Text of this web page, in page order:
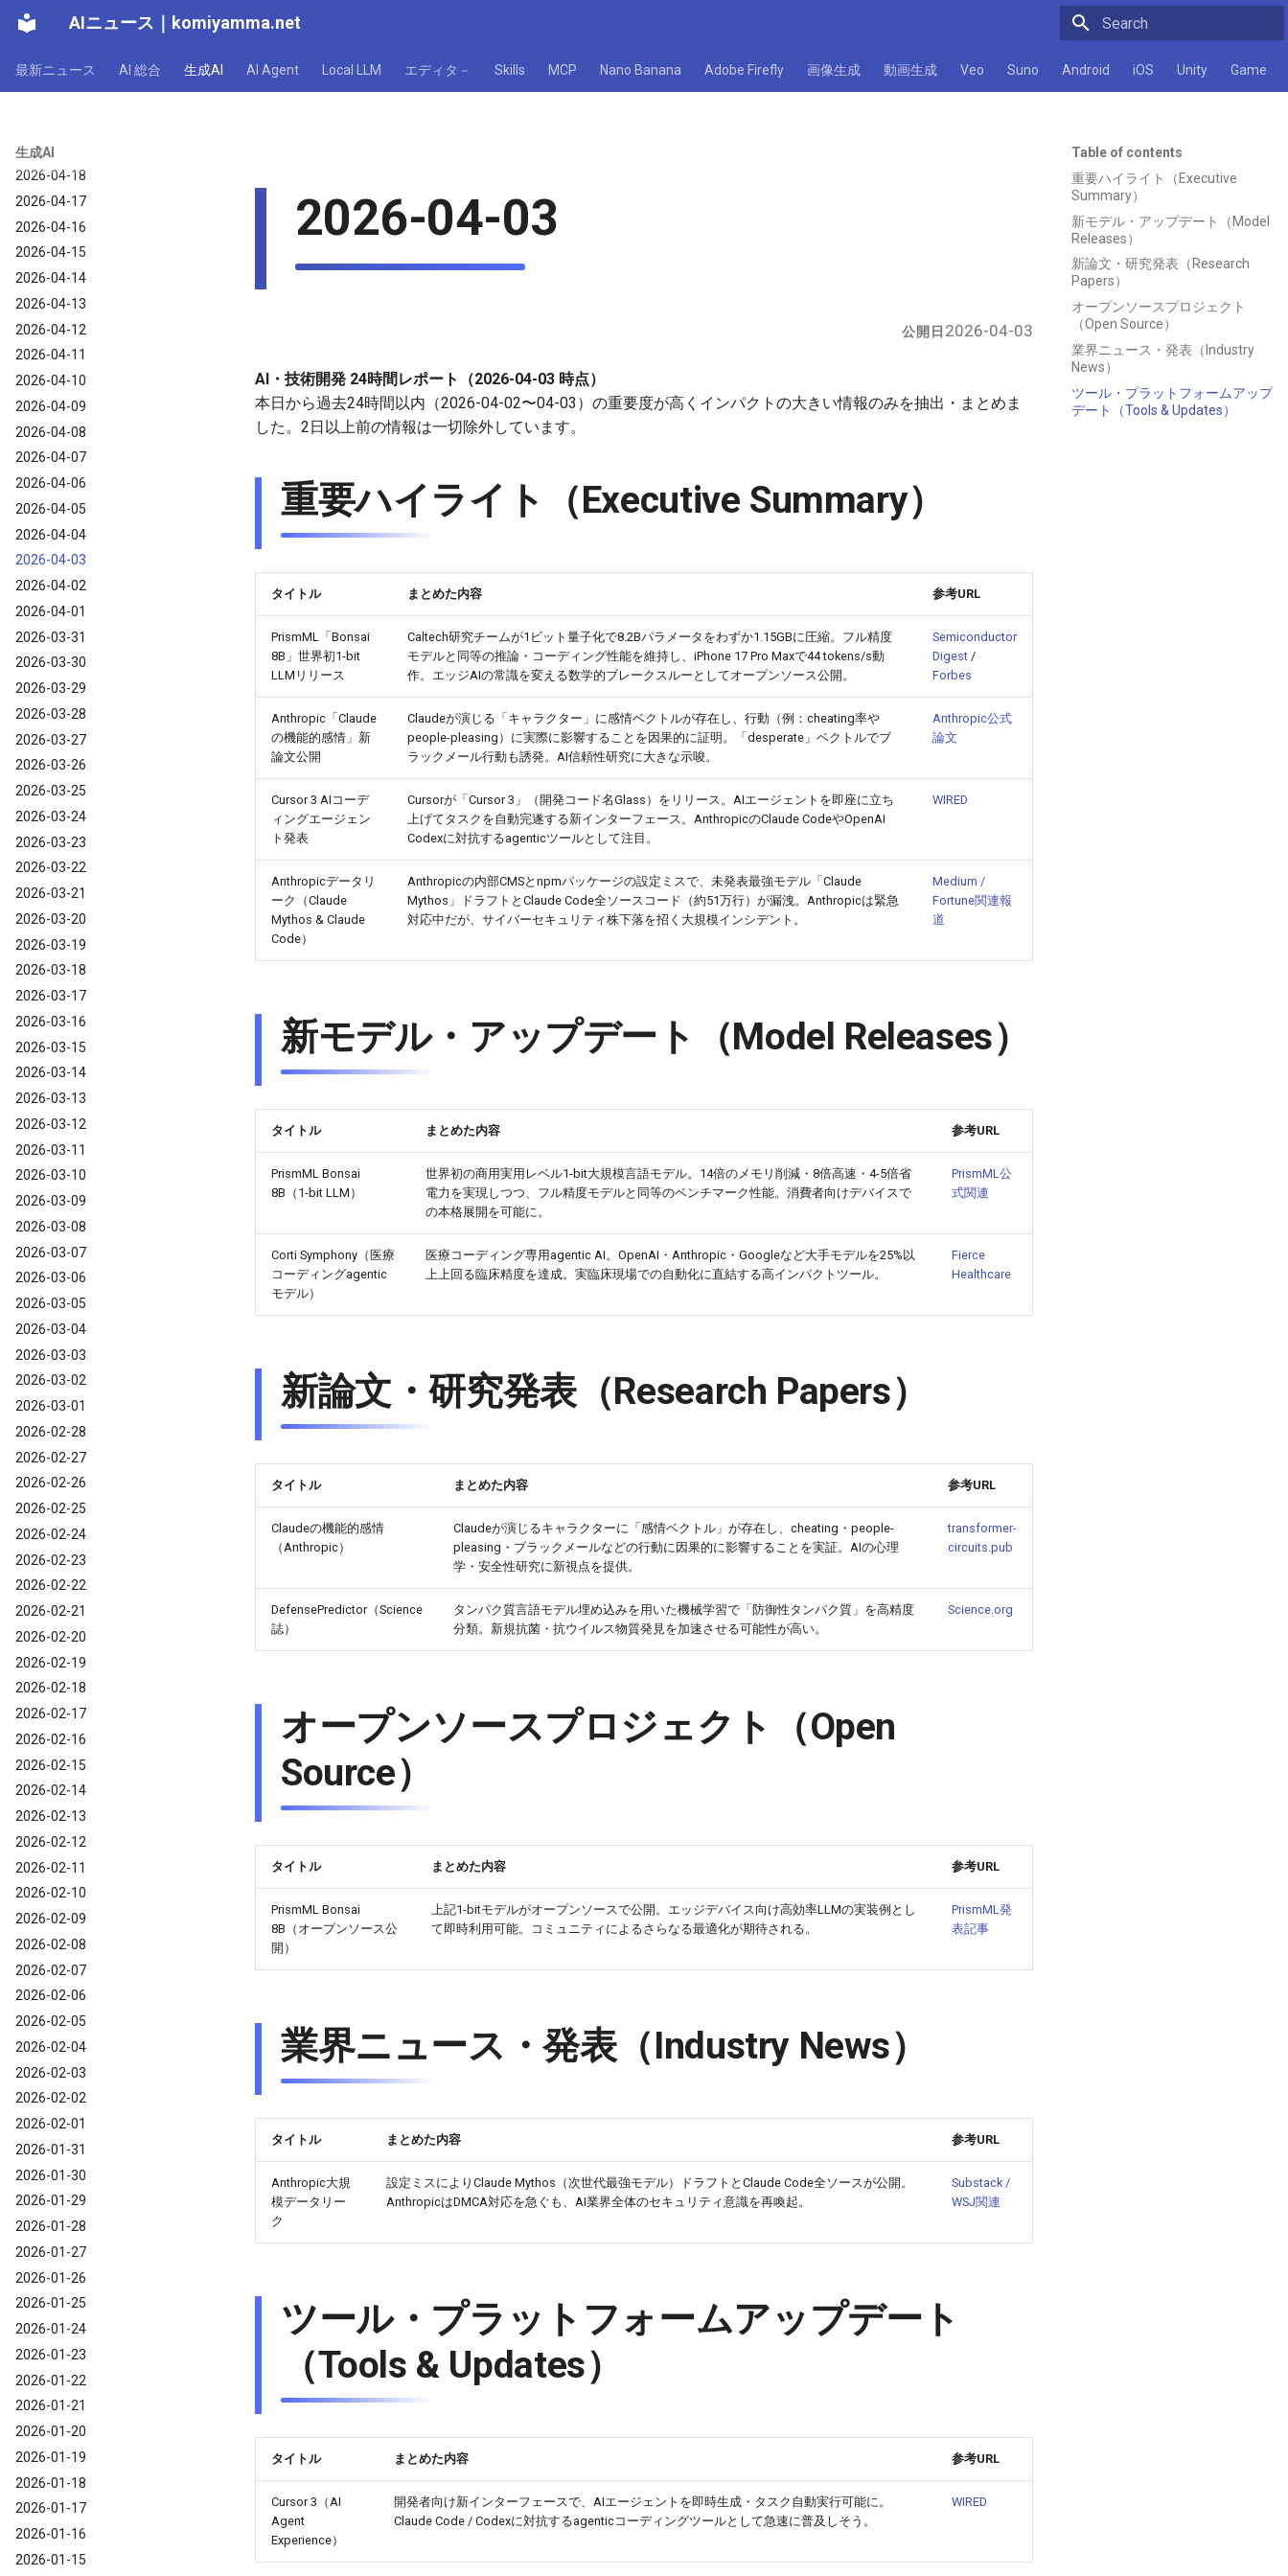
AIニュース komiyamma.net
最新ニュース AI 総合 生成AI AI Agent Local LLM エディタ－ Skills MCP Nano Banana Adobe Firefly 画像生成 動画生成 Veo Suno Android iOS Unity Game
生成AI
2026-04-24
2026-04-22
2026-04-19
2026-04-18
2026-04-17
2026-04-16
2026-04-15
2026-04-14
2026-04-13
2026-04-12
2026-04-11
2026-04-10
2026-04-09
2026-04-08
2026-04-07
2026-04-06
2026-04-05
2026-04-04
2026-04-03
2026-04-02
2026-04-01
2026-03-31
2026-03-30
2026-03-29
2026-03-28
2026-03-27
2026-03-26
2026-03-25
2026-03-24
2026-03-23
2026-03-22
2026-03-21
2026-03-20
2026-03-19
2026-03-18
2026-03-17
2026-03-16
2026-03-15
2026-03-14
2026-03-13
2026-03-12
2026-03-11
2026-03-10
2026-03-09
2026-03-08
2026-03-07
2026-03-06
2026-03-05
2026-03-04
2026-03-03
2026-03-02
2026-03-01
2026-02-28
2026-02-27
2026-02-26
2026-02-25
2026-02-24
2026-02-23
2026-02-22
2026-02-21
2026-02-20
2026-02-19
2026-02-18
2026-02-17
2026-02-16
2026-02-15
2026-02-14
2026-02-13
2026-02-12
2026-02-11
2026-02-10
2026-02-09
2026-02-08
2026-02-07
2026-02-06
2026-02-05
2026-02-04
2026-02-03
2026-02-02
2026-02-01
2026-01-31
2026-01-30
2026-01-29
2026-01-28
2026-01-27
2026-01-26
2026-01-25
2026-01-24
2026-01-23
2026-01-22
2026-01-21
2026-01-20
2026-01-19
2026-01-18
2026-01-17
2026-01-16
2026-01-15
Table of contents
重要ハイライト（Executive
Summary）
新モデル・アップデート（Model
Releases）
新論文・研究発表（Research
Papers）
オープンソースプロジェクト
（Open Source）
業界ニュース・発表（Industry
News）
ツール・プラットフォームアップ
デート（Tools & Updates）
2026-04-03
公開日 2026-04-03
AI・技術開発 24時間レポート（2026-04-03 時点）
本日から過去24時間以内（2026-04-02〜04-03）の重要度が高くインパクトの大きい情報のみを抽出・まとめま
した。2日以上前の情報は一切除外しています。
重要ハイライト（Executive Summary）
タイトル まとめた内容 参考URL
PrismML「Bonsai
8B」世界初1-bit
LLMリリース
Caltech研究チームが1ビット量子化で8.2Bパラメータをわずか1.15GBに圧縮。フル精度
モデルと同等の推論・コーディング性能を維持し、iPhone 17 Pro Maxで44 tokens/s動
作。エッジAIの常識を変える数学的ブレークスルーとしてオープンソース公開。
Semiconductor
Digest /
Forbes
Anthropic「Claude
の機能的感情」新
論文公開
Claudeが演じる「キャラクター」に感情ベクトルが存在し、行動（例：cheating率や
people-pleasing）に実際に影響することを因果的に証明。「desperate」ベクトルでブ
ラックメール行動も誘発。AI信頼性研究に大きな示唆。
Anthropic公式
論文
Cursor 3 AIコーデ
ィングエージェン
ト発表
Cursorが「Cursor 3」（開発コード名Glass）をリリース。AIエージェントを即座に立ち
上げてタスクを自動完遂する新インターフェース。AnthropicのClaude CodeやOpenAI
Codexに対抗するagenticツールとして注目。
WIRED
Anthropicデータリ
ーク（Claude
Mythos & Claude
Code）
Anthropicの内部CMSとnpmパッケージの設定ミスで、未発表最強モデル「Claude
Mythos」ドラフトとClaude Code全ソースコード（約51万行）が漏洩。Anthropicは緊急
対応中だが、サイバーセキュリティ株下落を招く大規模インシデント。
Medium /
Fortune関連報
道
新モデル・アップデート（Model Releases）
タイトル まとめた内容 参考URL
PrismML Bonsai
8B（1-bit LLM）
世界初の商用実用レベル1-bit大規模言語モデル。14倍のメモリ削減・8倍高速・4-5倍省
電力を実現しつつ、フル精度モデルと同等のベンチマーク性能。消費者向けデバイスで
の本格展開を可能に。
PrismML公
式関連
Corti Symphony（医療
コーディングagentic
モデル）
医療コーディング専用agentic AI。OpenAI・Anthropic・Googleなど大手モデルを25%以
上上回る臨床精度を達成。実臨床現場での自動化に直結する高インパクトツール。
Fierce
Healthcare
新論文・研究発表（Research Papers）
タイトル まとめた内容 参考URL
Claudeの機能的感情
（Anthropic）
Claudeが演じるキャラクターに「感情ベクトル」が存在し、cheating・people-
pleasing・ブラックメールなどの行動に因果的に影響することを実証。AIの心理
学・安全性研究に新視点を提供。
transformer-
circuits.pub
DefensePredictor（Science
誌）
タンパク質言語モデル埋め込みを用いた機械学習で「防御性タンパク質」を高精度
分類。新規抗菌・抗ウイルス物質発見を加速させる可能性が高い。
Science.org
オープンソースプロジェクト（Open
Source）
タイトル まとめた内容 参考URL
PrismML Bonsai
8B（オープンソース公
開）
上記1-bitモデルがオープンソースで公開。エッジデバイス向け高効率LLMの実装例とし
て即時利用可能。コミュニティによるさらなる最適化が期待される。
PrismML発
表記事
業界ニュース・発表（Industry News）
タイトル まとめた内容 参考URL
Anthropic大規
模データリー
ク
設定ミスによりClaude Mythos（次世代最強モデル）ドラフトとClaude Code全ソースが公開。
AnthropicはDMCA対応を急ぐも、AI業界全体のセキュリティ意識を再喚起。
Substack /
WSJ関連
ツール・プラットフォームアップデート
（Tools & Updates）
タイトル まとめた内容 参考URL
Cursor 3（AI
Agent
Experience）
開発者向け新インターフェースで、AIエージェントを即時生成・タスク自動実行可能に。
Claude Code / Codexに対抗するagenticコーディングツールとして急速に普及しそう。
WIRED